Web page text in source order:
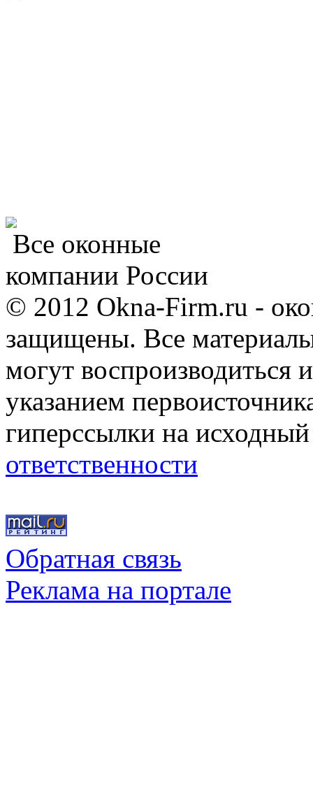
Все оконные
компании России
© 2012 Okna-Firm.ru -
защищены. Все
могут воспроизводиться
указанием
гиперссылки на
ответственности
Обратная связь
Реклама на портале